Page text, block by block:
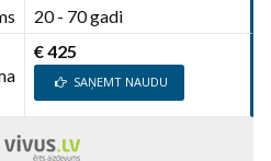
20 - 70 gadi
€ 425
SAŅEMT NAUDU